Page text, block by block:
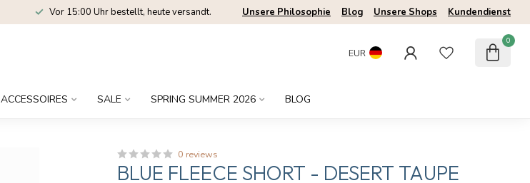
Vor 15:00 Uhr bestellt, heute versandt. Unsere Philosophie Blog Unsere Shops Kundendienst
EUR
0
ACCESSOIRES SALE SPRING SUMMER 2026 BLOG
0 reviews
BLUE FLEECE SHORT - DESERT TAUPE